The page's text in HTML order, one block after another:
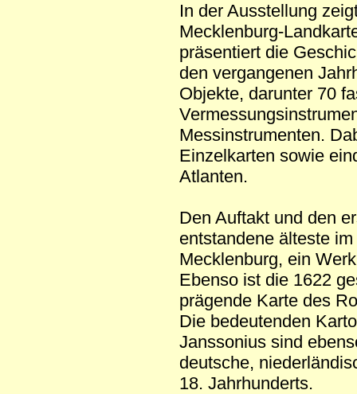
In der Ausstellung
Mecklenburg-
präsentiert die
den vergangenen
Objekte, darunter 70
Messinstrumenten.
Einzelkarten sowie
Atlanten.
Den Auftakt und den
entstandene älteste
Mecklenburg, ein
Ebenso ist die 1622
prägende Karte des
Die bedeutenden
Janssonius sind
deutsche,
18. Jahrhunderts.